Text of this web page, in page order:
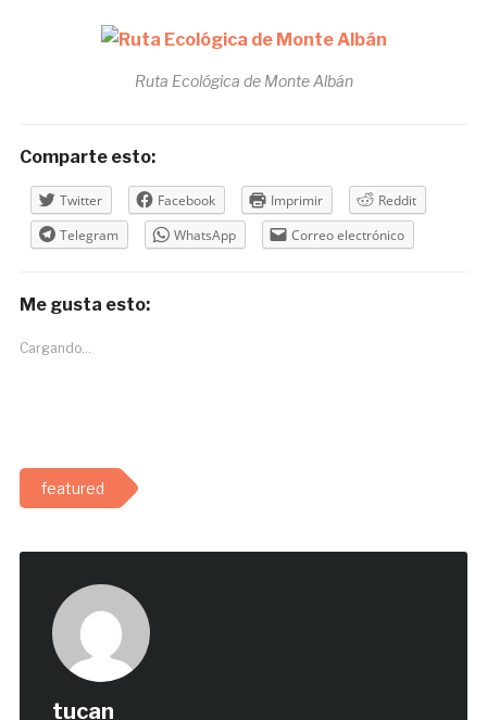
Ruta Ecológica de Monte Albán
Comparte esto:
Twitter Facebook Imprimir
Reddit
Telegram
WhatsApp Correo electrónico
Me gusta esto:
Cargando...
featured
tucan